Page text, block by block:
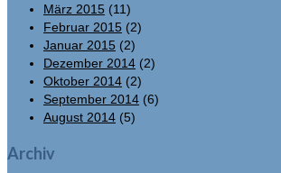
März 2015 (11)
Februar 2015 (2)
Januar 2015 (2)
Dezember 2014 (2)
Oktober 2014 (2)
September 2014 (6)
August 2014 (5)
Archiv